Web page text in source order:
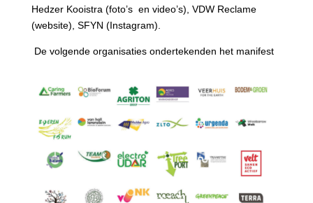
Hedzer Kooistra (foto’s en video’s), VDW Reclame
(website), SFYN (Instagram).
De volgende organisaties ondertekenden het manifest